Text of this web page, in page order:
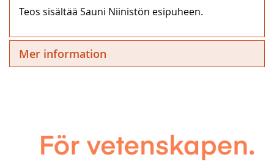
Teos sisältää Sauni Niinistön esipuheen.
Mer information